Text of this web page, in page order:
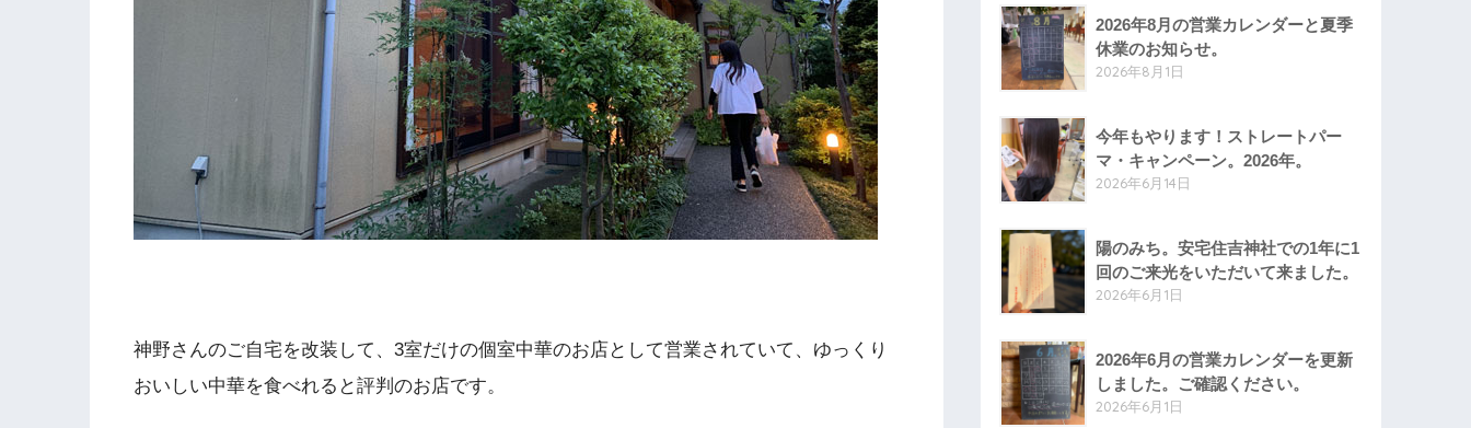
神野さんのご自宅を改装して、3室だけの個室中華のお店として営業されていて、ゆっくり
おいしい中華を食べれると評判のお店です。
2026年8月の営業カレンダーと夏季
休業のお知らせ。
2026年8月1日
今年もやります！ストレートパー
マ・キャンペーン。2026年。
2026年6月14日
陽のみち。安宅住吉神社での1年に1
回のご来光をいただいて来ました。
2026年6月1日
2026年6月の営業カレンダーを更新
しました。ご確認ください。
2026年6月1日